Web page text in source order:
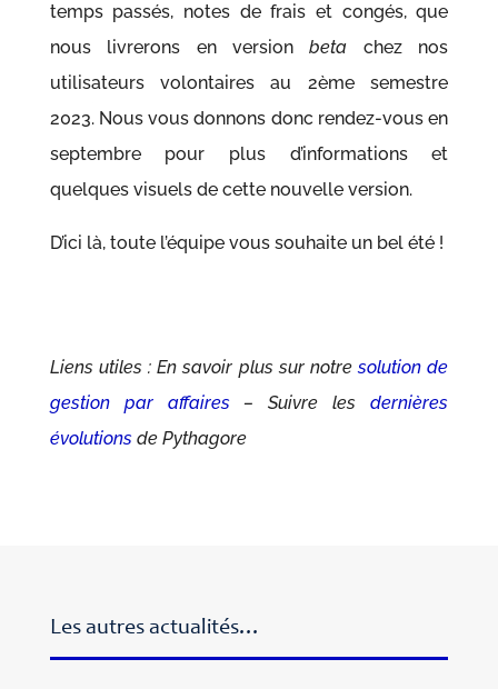
temps passés, notes de frais et congés, que
nous livrerons en versionbeta chez nos
utilisateurs volontaires au 2ème semestre
2023. Nous vous donnons donc rendez-vous en
septembre pour plus d’informations et
quelques visuels de cette nouvelle version.
D’ici là, toute l’équipe vous souhaite un bel été !
Liens utiles : En savoir plus sur notresolution de
gestion par affaires– Suivre lesdernières
évolutionsde Pythagore
Les autres actualités…